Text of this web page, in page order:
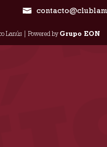
Lanús | Powered byGrupo EON